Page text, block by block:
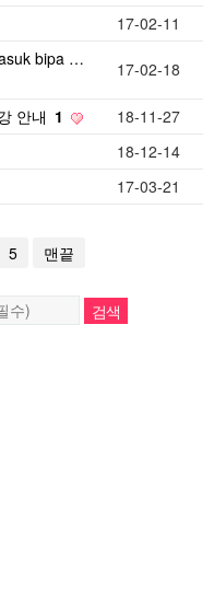
17-02-11
bipa …
17-02-18
안내 1
18-11-27
18-12-14
17-03-21
5 맨끝